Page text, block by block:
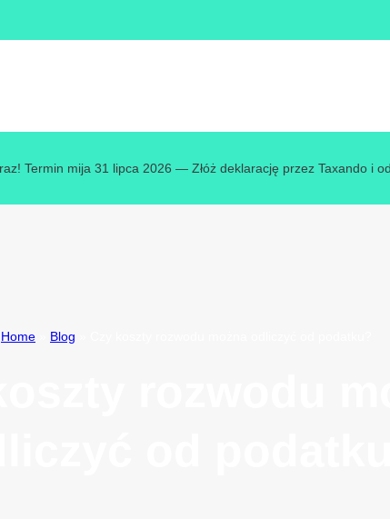
Termin mija 31 lipca 2026 — Złóż deklarację przez Taxando i
Home Blog